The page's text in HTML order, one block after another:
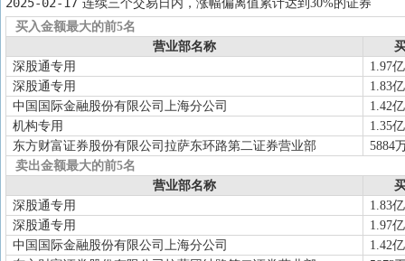
连续三个交易日内，涨幅偏离值累计达到30%的证券
买入金额最大的前5名
营业部名称
深股通专用
1.97亿
深股通专用
1.83亿
中国国际金融股份有限公司上海分公司
1.42亿
机构专用
1.35亿
东方财富证券股份有限公司拉萨东环路第二证券营业部
5884
卖出金额最大的前5名
营业部名称
深股通专用
1.83亿
深股通专用
1.97亿
中国国际金融股份有限公司上海分公司
1.42亿